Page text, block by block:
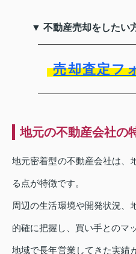
▼ 不動産売却をしたい
売却査定フ
地元の不動産会社の
地元密着型の不動産会社は、
る点が特徴です。
周辺の生活環境や開発状況、
的確に把握し、買い手とのマ
地域で長年営業してきた実績